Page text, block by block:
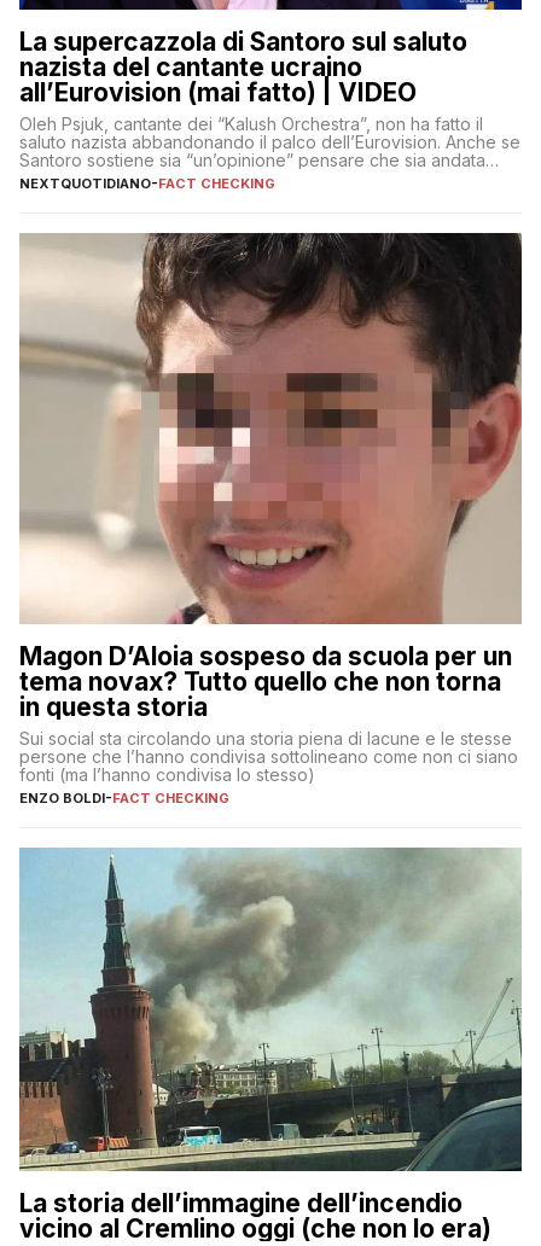
La supercazzola di Santoro sul saluto
nazista del cantante ucraino
all’Eurovision (mai fatto) | VIDEO
Oleh Psjuk, cantante dei “Kalush Orchestra”, non ha fatto il
saluto nazista abbandonando il palco dell’Eurovision. Anche se
Santoro sostiene sia “un’opinione” pensare che sia andata
così
NEXTQUOTIDIANO-FACT CHECKING
Magon D’Aloia sospeso da scuola per un
tema novax? Tutto quello che non torna
in questa storia
Sui social sta circolando una storia piena di lacune e le stesse
persone che l’hanno condivisa sottolineano come non ci siano
fonti (ma l’hanno condivisa lo stesso)
ENZO BOLDI-FACT CHECKING
La storia dell’immagine dell’incendio
vicino al Cremlino oggi (che non lo era)